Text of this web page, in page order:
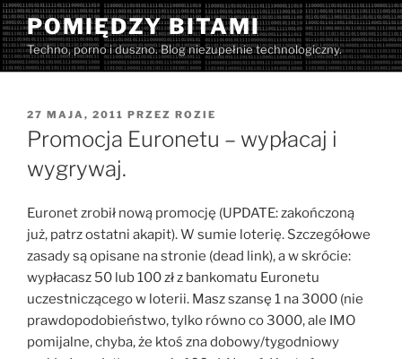
Przejdź
do
treści
POMIĘDZY BITAMI
Techno, porno i duszno. Blog niezupełnie technologiczny.
OPUBLIKOWANE
W
27 MAJA, 2011 PRZEZ ROZIE
Promocja Euronetu – wypłacaj i
wygrywaj.
Euronet zrobił nową promocję (UPDATE: zakończoną
już, patrz ostatni akapit). W sumie loterię. Szczegółowe
zasady są opisane na stronie (dead link), a w skrócie:
wypłacasz 50 lub 100 zł z bankomatu Euronetu
uczestniczącego w loterii. Masz szansę 1 na 3000 (nie
prawdopodobieństwo, tylko równo co 3000, ale IMO
pomijalne, chyba, że ktoś zna dobowy/tygodniowy